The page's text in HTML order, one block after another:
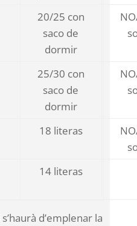
20/25 con
saco de
dormir
25/30 con
saco de
dormir
18 literas
14 literas
d’emplenar la